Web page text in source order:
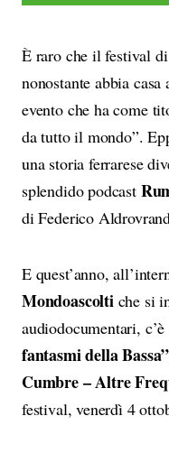
È raro che il festival
nonostante abbia
evento che ha come
da tutto il mondo”.
una storia ferrarese
splendido podcast
di Federico
E quest’anno,
Mondoascoltiche si
audiodocumentari,
fantasmi della Bassa”
Cumbre – Altre
festival, venerdì 4